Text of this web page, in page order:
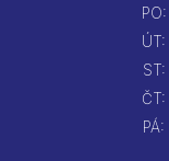
PO:
ÚT:
ST:
ČT:
PÁ: